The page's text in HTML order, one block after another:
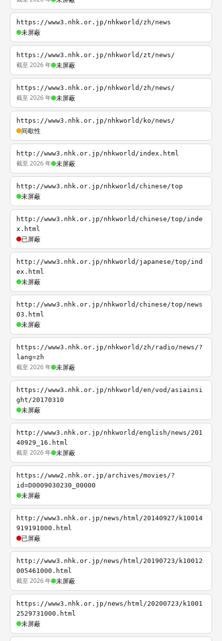
https://www3.nhk.or.jp/nhkworld/zh/news
未屏蔽
https://www3.nhk.or.jp/nhkworld/zt/news/
截至 2026 年 未屏蔽
https://www3.nhk.or.jp/nhkworld/zh/news/
截至 2026 年 未屏蔽
https://www3.nhk.or.jp/nhkworld/ko/news/
间歇性
http://www3.nhk.or.jp/nhkworld/index.html
截至 2026 年 未屏蔽
http://www3.nhk.or.jp/nhkworld/chinese/top
未屏蔽
http://www3.nhk.or.jp/nhkworld/chinese/top/inde
x.html
已屏蔽
http://www3.nhk.or.jp/nhkworld/japanese/top/ind
ex.html
未屏蔽
http://www3.nhk.or.jp/nhkworld/chinese/top/news
03.html
未屏蔽
https://www3.nhk.or.jp/nhkworld/zh/radio/news/?
lang=zh
截至 2026 年 未屏蔽
https://www3.nhk.or.jp/nhkworld/en/vod/asiainsi
ght/20170310
未屏蔽
http://www3.nhk.or.jp/nhkworld/english/news/201
40929_16.html
截至 2026 年 未屏蔽
https://www2.nhk.or.jp/archives/movies/?
id=D0009030230_00000
未屏蔽
http://www3.nhk.or.jp/news/html/20140927/k10014
919191000.html
已屏蔽
http://www3.nhk.or.jp/news/html/20190723/k10012
005461000.html
截至 2026 年 未屏蔽
https://www3.nhk.or.jp/news/html/20200723/k1001
2529731000.html
未屏蔽